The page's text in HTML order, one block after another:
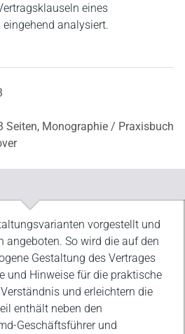
eines
analysiert.
Seiten, Monographie / Praxisbuch
vorgestellt und
angeboten. So wird die auf den
Gestaltung des Vertrages
und Hinweise für die praktische
und erleichtern die
enthält neben den
Geschäftsführer und